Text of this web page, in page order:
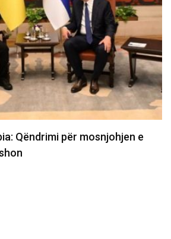
Prishtinë, një i vdekur dhe një…